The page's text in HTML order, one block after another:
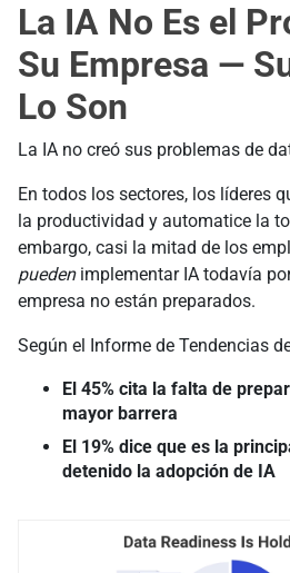
La IA No Es el
Su Empresa —
Lo Son
La IA no creó sus problemas de
En todos los sectores, los líderes
la productividad y automatice la
embargo, casi la mitad de los
puedenimplementar IA todavía
empresa no están preparados.
Según el Informe de Tendencias
El 45% cita la falta de
mayor barrera
El 19% dice que es la
detenido la adopción de IA